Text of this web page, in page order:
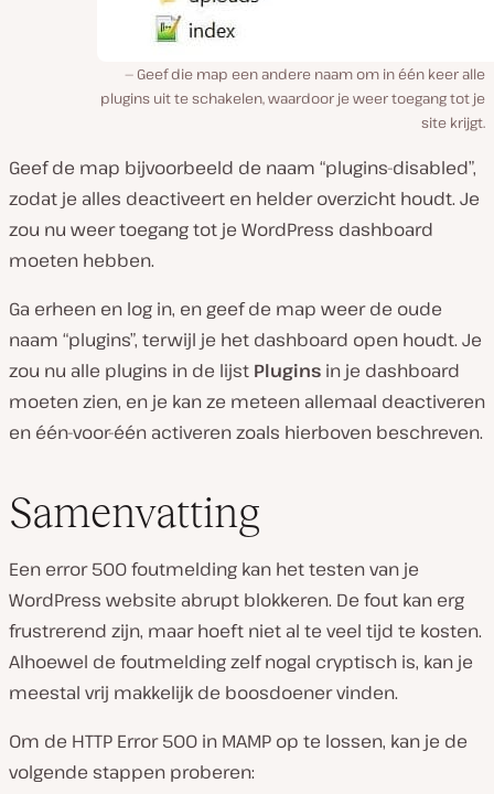
Geef die map een andere naam om in één keer alle
plugins uit te schakelen, waardoor je weer toegang tot je
site krijgt.
Geef de map bijvoorbeeld de naam “plugins-disabled”,
zodat je alles deactiveert en helder overzicht houdt. Je
zou nu weer toegang tot je WordPress dashboard
moeten hebben.
Ga erheen en log in, en geef de map weer de oude
naam “plugins”, terwijl je het dashboard open houdt. Je
zou nu alle plugins in de lijst Plugins in je dashboard
moeten zien, en je kan ze meteen allemaal deactiveren
en één-voor-één activeren zoals hierboven beschreven.
Samenvatting
Een error 500 foutmelding kan het testen van je
WordPress website abrupt blokkeren. De fout kan erg
frustrerend zijn, maar hoeft niet al te veel tijd te kosten.
Alhoewel de foutmelding zelf nogal cryptisch is, kan je
meestal vrij makkelijk de boosdoener vinden.
Om de HTTP Error 500 in MAMP op te lossen, kan je de
volgende stappen proberen: